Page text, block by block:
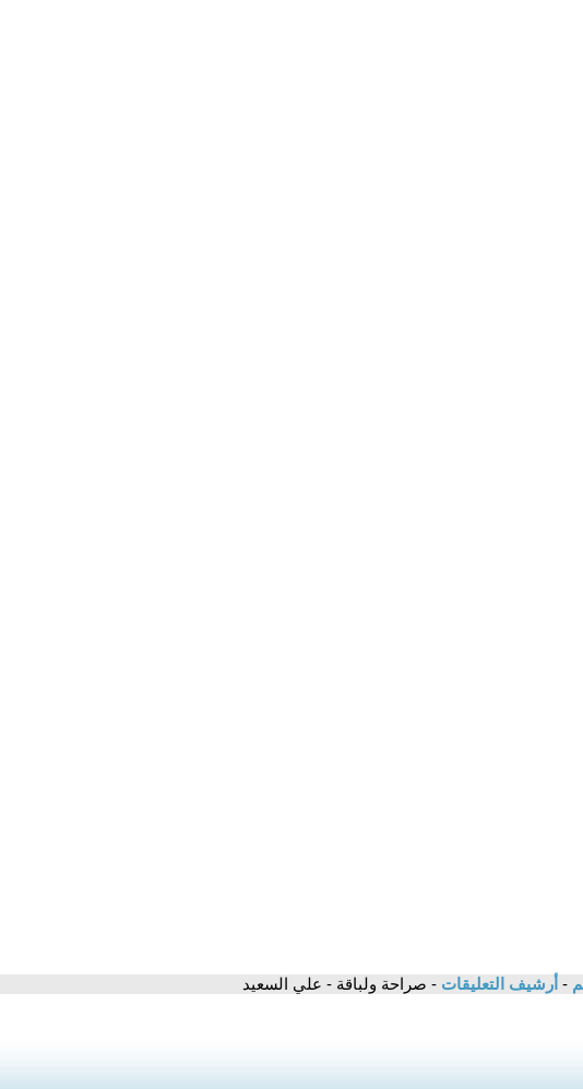
- أرشيف التعليقات - صراحة ولباقة - علي السعيد